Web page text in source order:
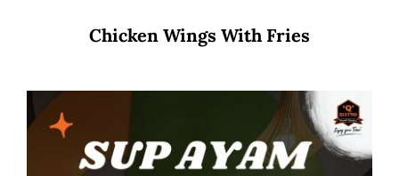
Chicken Wings With Fries